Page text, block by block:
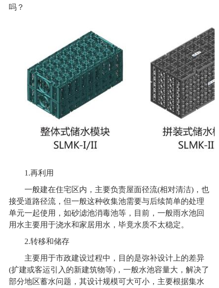
吗？
1.再利用
一般建在住宅区内，主要负责屋面径流(相对清洁)，也
接受道路径流，但一般这种收集池需要与后续简单的处理
单元一起使用，如砂滤池消毒池等，目前，一般雨水池回
用水主要用于浇水和家居用水，毕竟水质不太稳定。
2.转移和储存
主要用于市政建设过程中，目的是弥补设计上的差异
(扩建或客运引入的新建筑物等)，一般水池容量大，解决了
部分地区蓄水问题，其设计规模可大可小，主要根据集水